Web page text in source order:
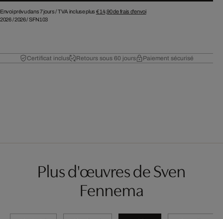
Envoi prévu dans 7 jours /TVA incluse plus € 14,90de frais d'envoi
2026/2026/SFN103
Certificat inclus Retours sous 60 jours Paiement sécurisé
Plus d'œuvres de Sven
Fennema